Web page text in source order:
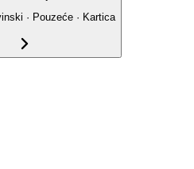
· Pouzeće · Kartica